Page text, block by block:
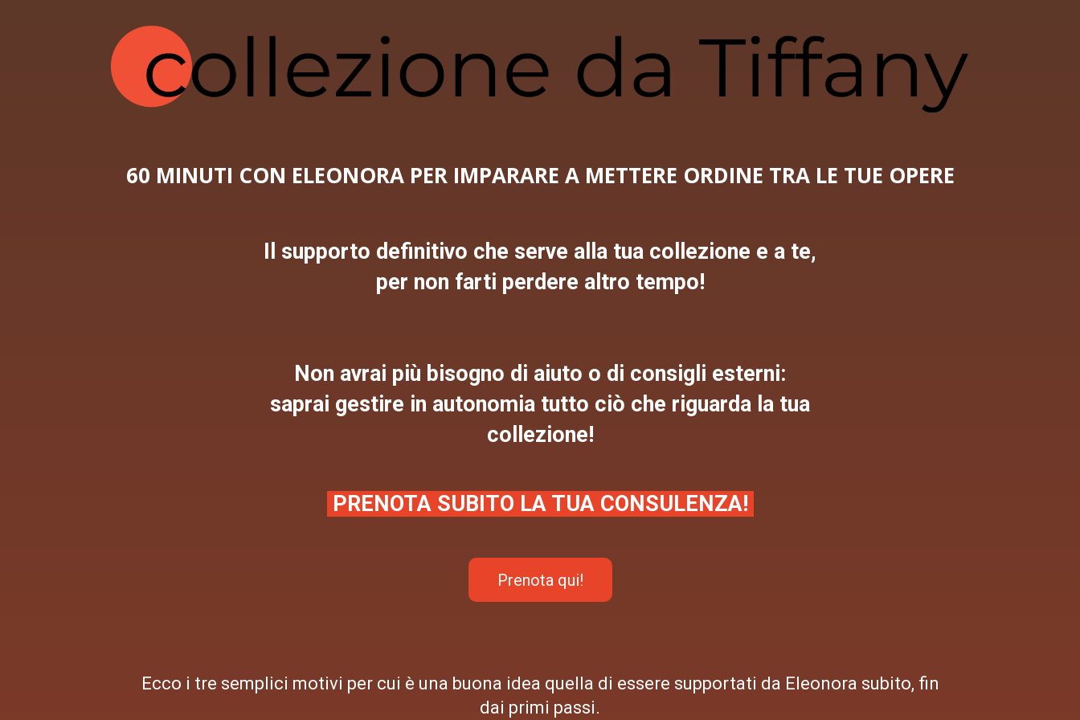
60 MINUTI CON ELEONORA PER IMPARARE A METTERE ORDINE TRA LE TUE OPERE
Il supporto definitivo che serve alla tua collezione e a te,
per non farti perdere altro tempo!
Non avrai più bisogno di aiuto o di consigli esterni:
saprai gestire in autonomia tutto ciò che riguarda la tua
collezione!
PRENOTA SUBITO LA TUA CONSULENZA!
Prenota qui!
Ecco i tre semplici motivi per cui è una buona idea quella di essere supportati da Eleonora subito, fin
dai primi passi.